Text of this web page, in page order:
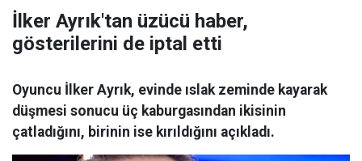
İlker Ayrık'tan üzücü haber,
gösterilerini de iptal etti
Oyuncu İlker Ayrık, evinde ıslak zeminde kayarak
düşmesi sonucu üç kaburgasından ikisinin
çatladığını, birinin ise kırıldığını açıkladı.